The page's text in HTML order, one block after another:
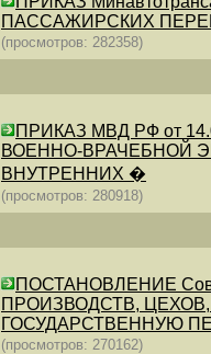
ПАССАЖИРСКИХ
(просмотров: 282358)
ПРИКАЗ МВД РФ от
ВОЕННО-ВРАЧЕБНОЙ
ВНУТРЕННИХ �
(просмотров: 280918)
ПОСТАНОВЛЕНИЕ
ПРОИЗВОДСТВ,
ГОСУДАРСТВЕННУЮ
(просмотров: 270162)